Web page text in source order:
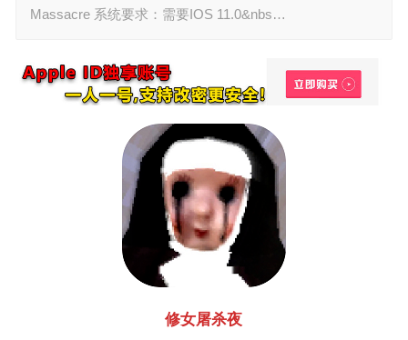
Massacre 系统要求：需要IOS 11.0&nbs…
修女屠杀夜